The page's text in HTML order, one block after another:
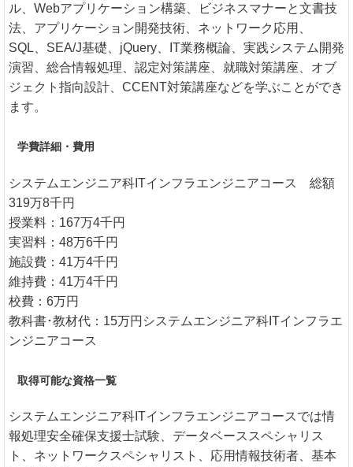
ル、Webアプリケーション構築、ビジネスマナーと文書技
法、アプリケーション開発技術、ネットワーク応用、
SQL、SEA/J基礎、jQuery、IT業務概論、実践システム開発
演習、総合情報処理、認定対策講座、就職対策講座、オブ
ジェクト指向設計、CCENT対策講座などを学ぶことができ
ます。
学費詳細・費用
システムエンジニア科ITインフラエンジニアコース 総額
319万8千円
授業料：167万4千円
実習料：48万6千円
施設費：41万4千円
維持費：41万4千円
校費：6万円
教科書･教材代：15万円システムエンジニア科ITインフラエ
ンジニアコース
取得可能な資格一覧
システムエンジニア科ITインフラエンジニアコースでは情
報処理安全確保支援士試験、データベーススペシャリス
ト、ネットワークスペシャリスト、応用情報技術者、基本